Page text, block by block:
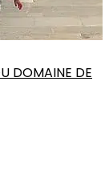
DOMAINE DE